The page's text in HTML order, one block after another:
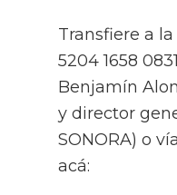
Transfiere a
5204 1658
Benjamín
y director
SONORA) o
acá: